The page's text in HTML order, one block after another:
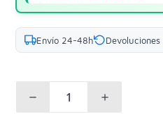
Envío 24-48h Devoluciones